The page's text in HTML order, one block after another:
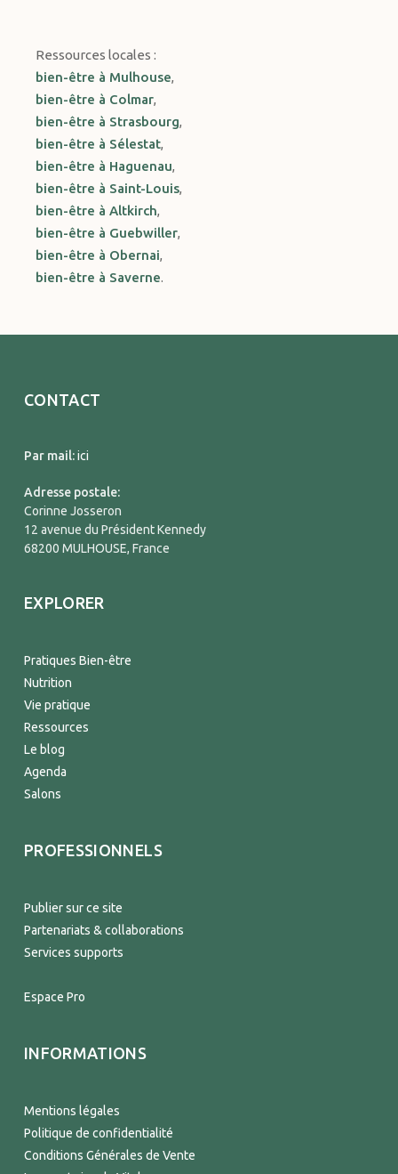
Ressources locales :
bien-être à Mulhouse,
bien-être à Colmar,
bien-être à Strasbourg,
bien-être à Sélestat,
bien-être à Haguenau,
bien-être à Saint-Louis,
bien-être à Altkirch,
bien-être à Guebwiller,
bien-être à Obernai,
bien-être à Saverne.
CONTACT
Par mail:ici
Adresse postale:
Corinne Josseron
12 avenue du Président Kennedy
68200 MULHOUSE, France
EXPLORER
Pratiques Bien-être
Nutrition
Vie pratique
Ressources
Le blog
Agenda
Salons
PROFESSIONNELS
Publier sur ce site
Partenariats & collaborations
Services supports
Espace Pro
INFORMATIONS
Mentions légales
Politique de confidentialité
Conditions Générales de Vente